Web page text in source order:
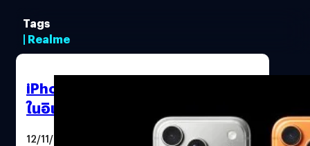
Tags
| Realme
iPhone 17 Series ทำยอดขายสูงสุด
ในอิเวนต์ 11.11 ของประเทศจีน
12/11/2025